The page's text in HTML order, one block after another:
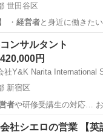
世田谷区
】 ・ 経営者と身近に働きた
ドライバー 業務
ンサルタント
円
社Y&K Narita International
新宿区
者 や
や研修受講者（クラ… ●クライアントの経営者
や社員に向けて、研… には
ンサルタント 業務
社シエロの営業 【英